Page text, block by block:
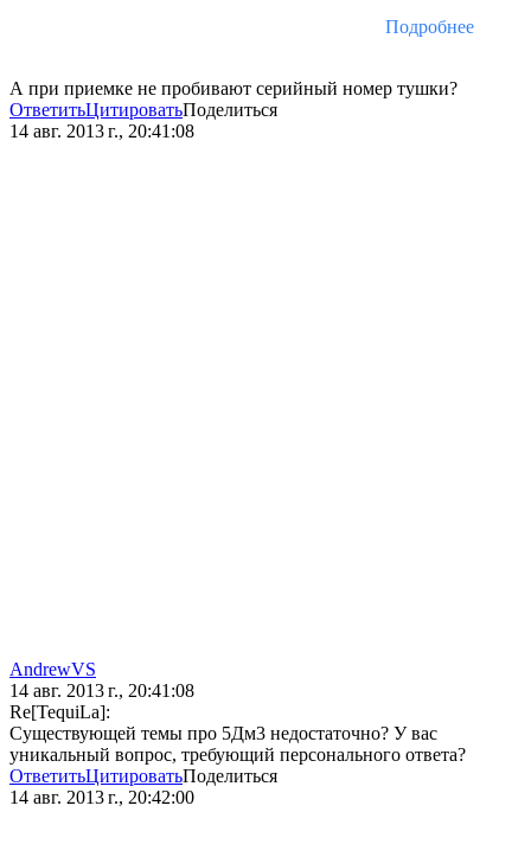
Подробнее
А при приемке не пробивают серийный номер тушки?
ОтветитьЦитироватьПоделиться
14 авг. 2013 г., 20:41:08
AndrewVS
14 авг. 2013 г., 20:41:08
Re[TequiLa]:
Существующей темы про 5Дм3 недостаточно? У вас
уникальный вопрос, требующий персонального ответа?
ОтветитьЦитироватьПоделиться
14 авг. 2013 г., 20:42:00